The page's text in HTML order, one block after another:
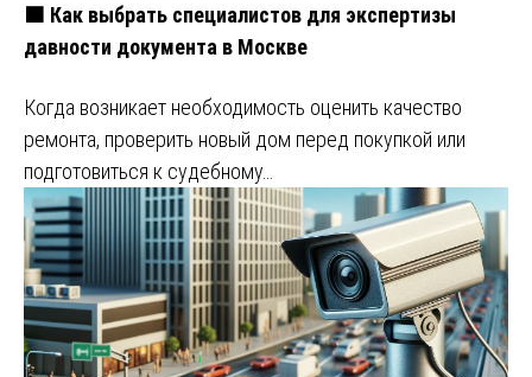
🟧 Как выбрать специалистов для экспертизы
давности документа в Москве
Когда возникает необходимость оценить качество
ремонта, проверить новый дом перед покупкой или
подготовиться к судебному…